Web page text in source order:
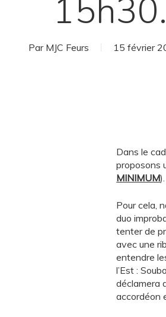
15h30.
Par MJC Feurs 15 février
Dans le
proposons
MINIMUM).
Pour cela,
duo
tenter de
avec une
entendre
l’Est :
déclamera
accordéon